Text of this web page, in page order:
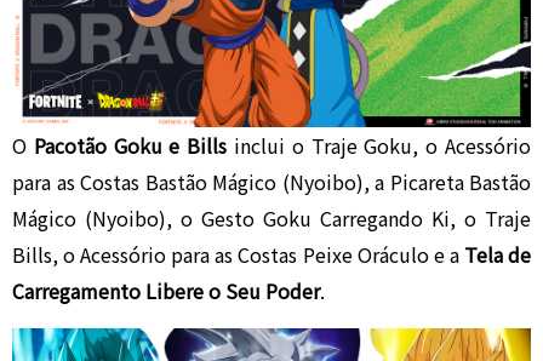
O Pacotão Goku e Bills inclui o Traje Goku, o Acessório
para as Costas Bastão Mágico (Nyoibo), a Picareta Bastão
Mágico (Nyoibo), o Gesto Goku Carregando Ki, o Traje
Bills, o Acessório para as Costas Peixe Oráculo e a Tela de
Carregamento Libere o Seu Poder.